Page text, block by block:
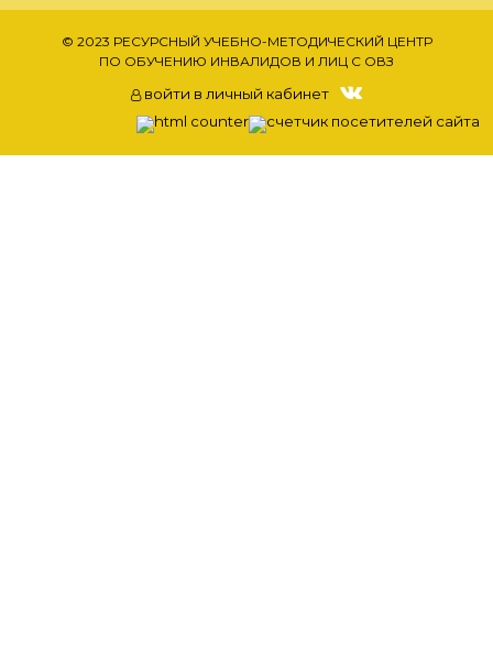
© 2023 РЕСУРСНЫЙ УЧЕБНО-МЕТОДИЧЕСКИЙ ЦЕНТР
ПО ОБУЧЕНИЮ ИНВАЛИДОВ И ЛИЦ С ОВЗ
войти в личный кабинет